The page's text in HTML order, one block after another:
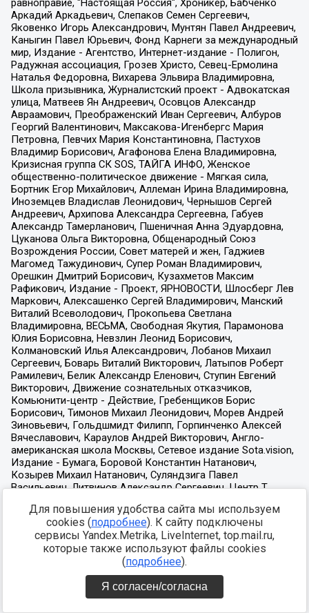
Для повышения удобства сайта мы используем
cookies (подробнее). К сайту подключены
сервисы Yandex.Metrika, LiveInternet, top.mail.ru,
которые также используют файлы cookies
(подробнее).
Я согласен/согласна